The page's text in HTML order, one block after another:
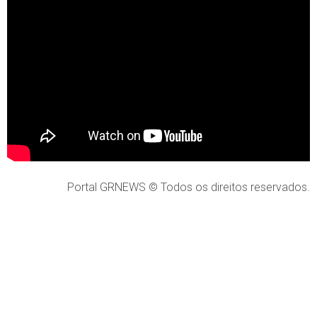
Portal GRNEWS © Todos os direitos reservados.